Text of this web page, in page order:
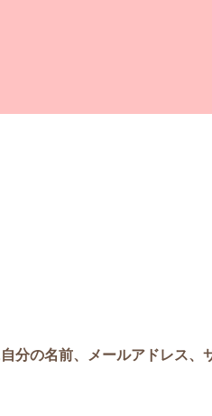
分の名前、メールアドレス、